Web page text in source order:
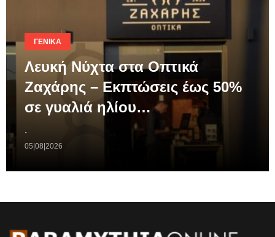
ΓΕΝΙΚΆ
Λευκή Νύχτα στα Οπτικά
Ζαχάρης – Εκπτώσεις έως 50%
σε γυαλιά ηλίου…
.
05|08|2026